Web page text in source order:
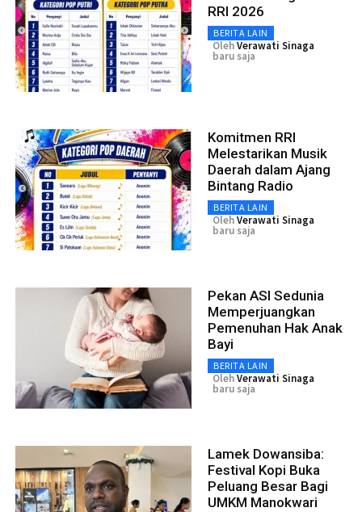
RRI 2026
BERITA LAIN
OlehVerawati Sinaga
baru saja
Komitmen RRI
Melestarikan Musik
Daerah dalam Ajang
Bintang Radio
BERITA LAIN
OlehVerawati Sinaga
baru saja
Pekan ASI Sedunia
Memperjuangkan
Pemenuhan Hak Anak
Bayi
BERITA LAIN
OlehVerawati Sinaga
baru saja
Lamek Dowansiba:
Festival Kopi Buka
Peluang Besar Bagi
UMKM Manokwari